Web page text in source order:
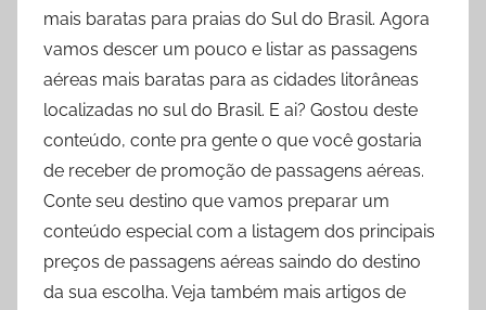
mais baratas para praias do Sul do Brasil. Agora
vamos descer um pouco e listar as passagens
aéreas mais baratas para as cidades litorâneas
localizadas no sul do Brasil. E ai? Gostou deste
conteúdo, conte pra gente o que você gostaria
de receber de promoção de passagens aéreas.
Conte seu destino que vamos preparar um
conteúdo especial com a listagem dos principais
preços de passagens aéreas saindo do destino
da sua escolha. Veja também mais artigos de